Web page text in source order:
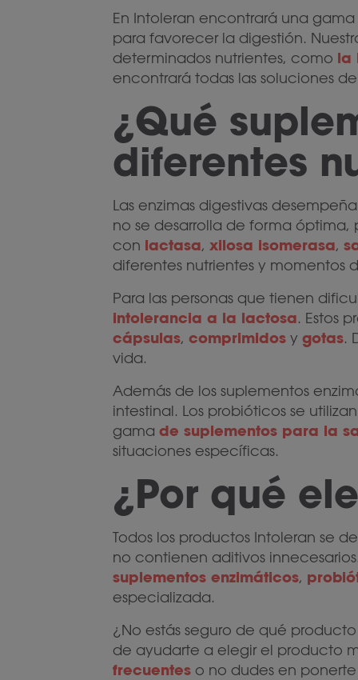
En Intoleran encontrará una
para favorecer la digestión.
determinados nutrientes, como la
encontrará todas las soluciones
¿Qué
diferentes
Las enzimas digestivas
no se desarrolla de forma
con lactasa, xilosa isomerasa,
diferentes nutrientes y momentos
Para las personas que tienen
intolerancia a la lactosa. Estos
cápsulas,comprimidos ygotas.
vida.
Además de los suplementos
intestinal. Los probióticos se
gamade suplementos para la
situaciones específicas.
¿Por qué
Todos los productos Intoleran se
no contienen aditivos
suplementos enzimáticos,
especializada.
¿No estás seguro de qué
de ayudarte a elegir el producto
frecuentes o no dudes en